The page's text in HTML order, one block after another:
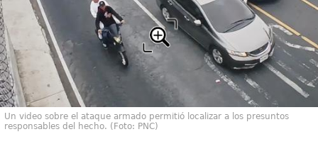
Un video sobre el ataque armado permitió localizar a los presuntos
responsables del hecho. (Foto: PNC)